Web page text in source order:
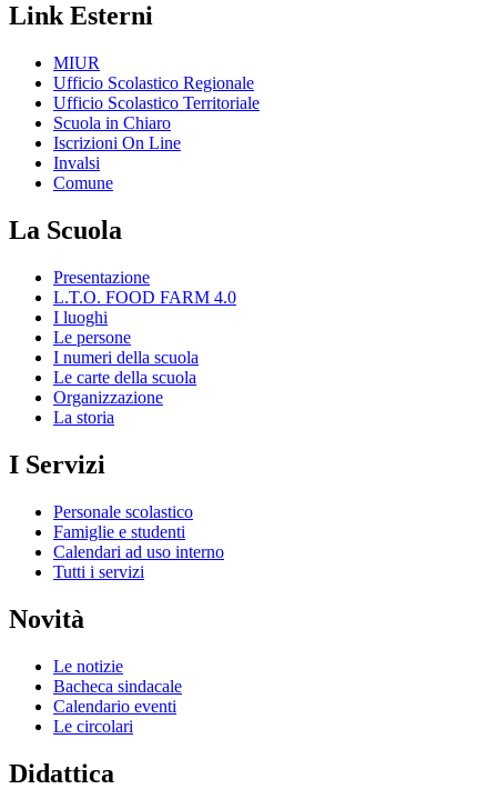
Link Esterni
MIUR
Ufficio Scolastico Regionale
Ufficio Scolastico Territoriale
Scuola in Chiaro
Iscrizioni On Line
Invalsi
Comune
La Scuola
Presentazione
L.T.O. FOOD FARM 4.0
I luoghi
Le persone
I numeri della scuola
Le carte della scuola
Organizzazione
La storia
I Servizi
Personale scolastico
Famiglie e studenti
Calendari ad uso interno
Tutti i servizi
Novità
Le notizie
Bacheca sindacale
Calendario eventi
Le circolari
Didattica